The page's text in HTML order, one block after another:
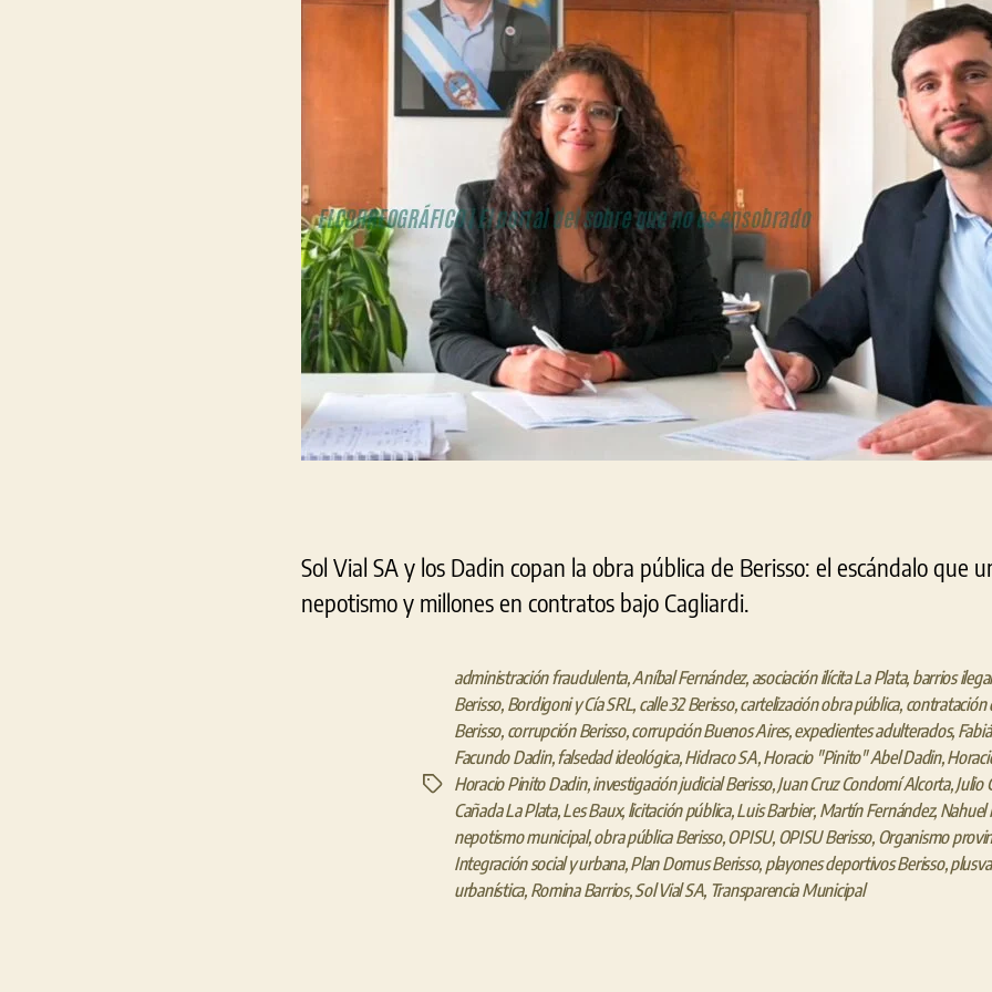
Sol Vial SA y los Dadin copan la obra pública de Berisso: el escándalo que
nepotismo y millones en contratos bajo Cagliardi.
Etiquetas
administración fraudulenta,Aníbal Fernández, asociación ilícita La Plata, barrios
Berisso, Bordigoni y Cía SRL, calle 32 Berisso,cartelización obra pública, contratación
Berisso, corrupción Berisso,corrupción Buenos Aires,expedientes adulterados,
Facundo Dadin,falsedad ideológica,Hidraco SA,Horacio "Pinito" Abel Dadin,
Horacio Pinito Dadin,investigación judicial Berisso,Juan Cruz Condomí Alcorta,Julio
Cañada La Plata,Les Baux, licitación pública,Luis Barbier, Martín Fernández, Nahuel
nepotismo municipal,obra pública Berisso,OPISU, OPISU Berisso, Organismo
Integración social y urbana,Plan Domus Berisso, playones deportivos Berisso,
urbanística, Romina Barrios,Sol Vial SA, Transparencia Municipal